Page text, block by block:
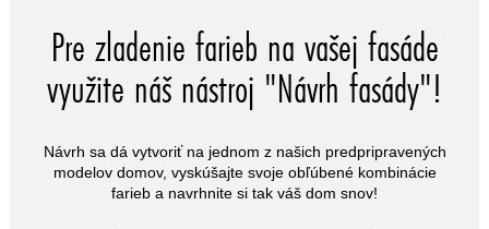
Pre zladenie farieb na vašej fasáde
využite náš nástroj "Návrh fasády"!
Návrh sa dá vytvoriť na jednom z našich predpripravených
modelov domov, vyskúšajte svoje obľúbené kombinácie
farieb a navrhnite si tak váš dom snov!